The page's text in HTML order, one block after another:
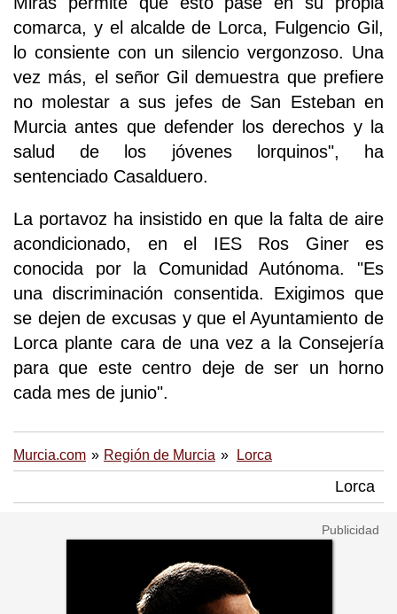
comarca, y el alcalde de Lorca, Fulgencio Gil,
lo consiente con un silencio vergonzoso. Una
vez más, el señor Gil demuestra que prefiere
no molestar a sus jefes de San Esteban en
Murcia antes que defender los derechos y la
salud de los jóvenes lorquinos", ha
sentenciado Casalduero.
La portavoz ha insistido en que la falta de aire
acondicionado, en el IES Ros Giner es
conocida por la Comunidad Autónoma. "Es
una discriminación consentida. Exigimos que
se dejen de excusas y que el Ayuntamiento de
Lorca plante cara de una vez a la Consejería
para que este centro deje de ser un horno
cada mes de junio".
Murcia.com Región de Murcia Lorca
Lorca